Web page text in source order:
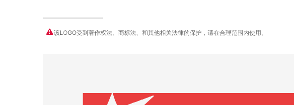
该LOGO受到著作权法、商标法、和其他相关法律的保护，请在合理范围内使用。